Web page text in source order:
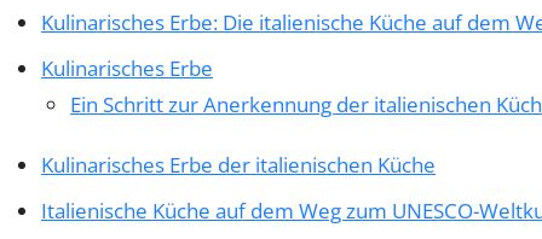
Kulinarisches Erbe: Die italienische Küche auf dem
Kulinarisches Erbe
Ein Schritt zur Anerkennung der italienischen
Kulinarisches Erbe der italienischen Küche
Italienische Küche auf dem Weg zum UNESCO-